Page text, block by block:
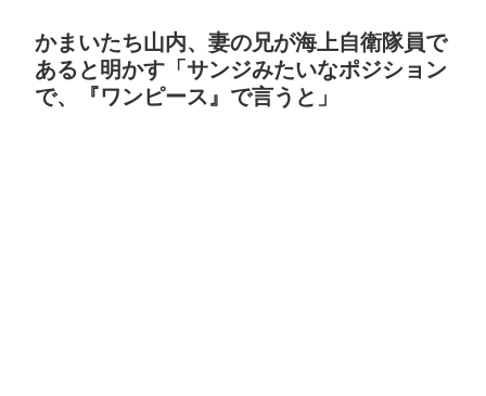
かまいたち山内、妻の兄が海上自衛隊員で
あると明かす「サンジみたいなポジション
で、『ワンピース』で言うと」